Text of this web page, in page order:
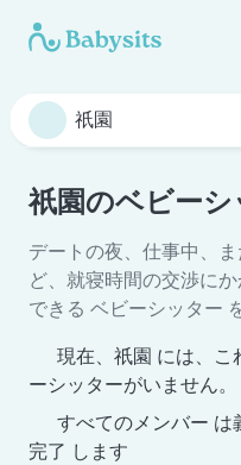
祇園のベビーシ
デートの夜、仕事中、
ど、就寝時間の交渉に
できる ベビーシッター
現在、祇園 には、こ
ーシッターがいません。
すべてのメンバー は
完了 します